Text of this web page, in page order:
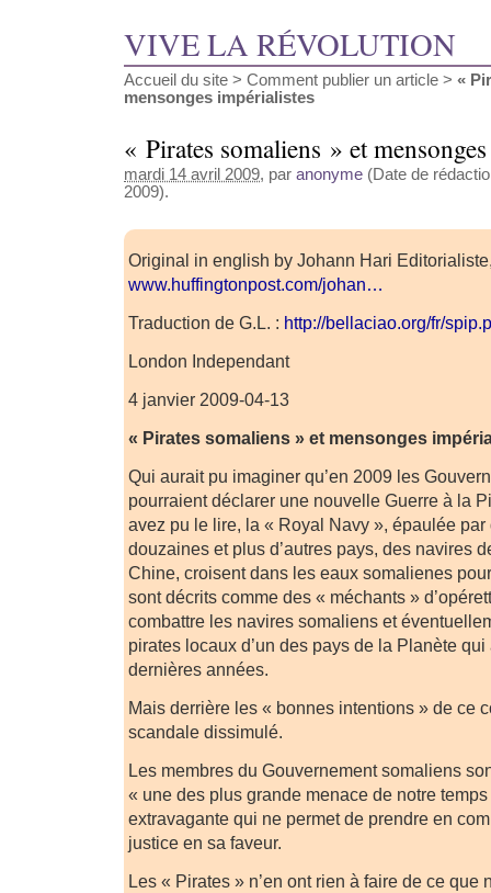
VIVE LA RÉVOLUTION
Accueil du site > Comment publier un article > «
mensonges impérialistes
« Pirates somaliens » et
mardi 14 avril 2009, par anonyme (Date de
2009).
Original in english by Johann Hari
www.huffingtonpost.com/johan…
Traduction de G.L. : http://bellaciao.org/fr/
London Independant
4 janvier 2009-04-13
« Pirates somaliens » et mensonges
Qui aurait pu imaginer qu’en 2009 les
pourraient déclarer une nouvelle Guerre à la
avez pu le lire, la « Royal Navy », épaulée
douzaines et plus d’autres pays, des navires
Chine, croisent dans les eaux somalienes
sont décrits comme des « méchants »
combattre les navires somaliens et
pirates locaux d’un des pays de la Planète
dernières années.
Mais derrière les « bonnes intentions » de ce
scandale dissimulé.
Les membres du Gouvernement somaliens
« une des plus grande menace de notre
extravagante qui ne permet de prendre en
justice en sa faveur.
Les « Pirates » n’en ont rien à faire de ce que